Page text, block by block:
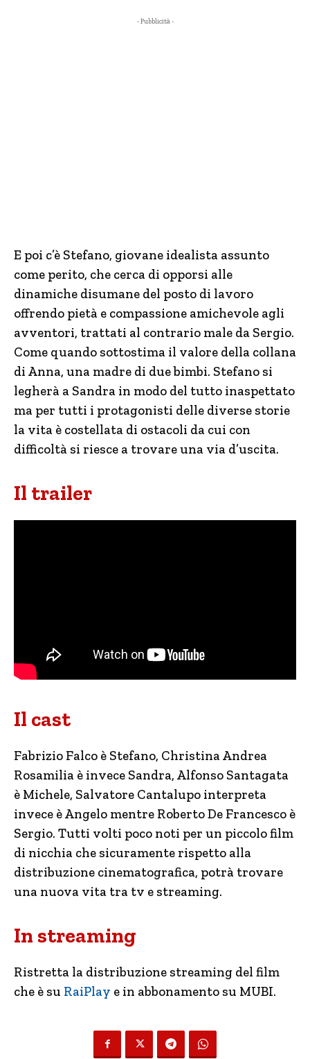
- Pubblicità -
E poi c’è Stefano, giovane idealista assunto
come perito, che cerca di opporsi alle
dinamiche disumane del posto di lavoro
offrendo pietà e compassione amichevole agli
avventori, trattati al contrario male da Sergio.
Come quando sottostima il valore della collana
di Anna, una madre di due bimbi. Stefano si
legherà a Sandra in modo del tutto inaspettato
ma per tutti i protagonisti delle diverse storie
la vita è costellata di ostacoli da cui con
difficoltà si riesce a trovare una via d’uscita.
Il trailer
Il cast
Fabrizio Falco è Stefano, Christina Andrea
Rosamilia è invece Sandra, Alfonso Santagata
è Michele, Salvatore Cantalupo interpreta
invece è Angelo mentre Roberto De Francesco è
Sergio. Tutti volti poco noti per un piccolo film
di nicchia che sicuramente rispetto alla
distribuzione cinematografica, potrà trovare
una nuova vita tra tv e streaming.
In streaming
Ristretta la distribuzione streaming del film
che è su RaiPlay e in abbonamento su MUBI.